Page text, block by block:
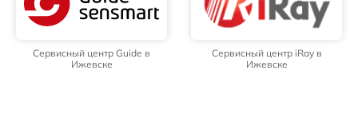
Сервисный центр Guide в
Ижевске
Сервисный центр iRay в
Ижевске